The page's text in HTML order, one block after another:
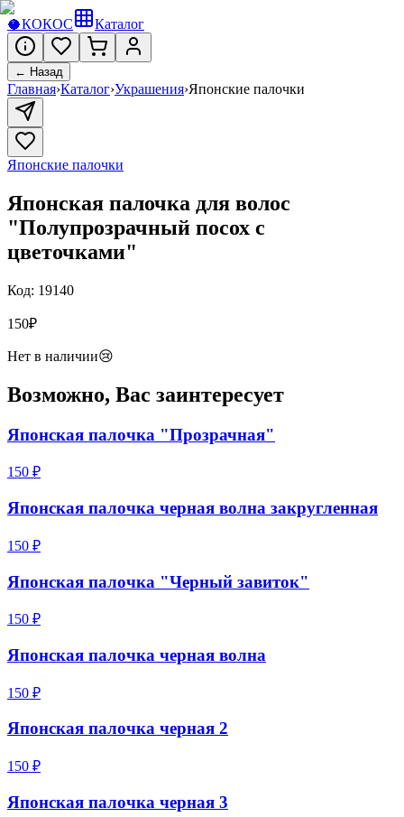
🥥КОКОС Каталог
← Назад
Главная›Каталог›Украшения›Японские палочки
Японские палочки
Японская палочка для волос
"Полупрозрачный посох с
цветочками"
Код: 19140
150₽
Нет в наличии😢
Возможно, Вас заинтересует
Японская палочка "Прозрачная"
150 ₽
Японская палочка черная волна закругленная
150 ₽
Японская палочка "Черный завиток"
150 ₽
Японская палочка черная волна
150 ₽
Японская палочка черная 2
150 ₽
Японская палочка черная 3